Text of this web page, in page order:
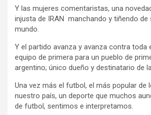
Y las mujeres comentaristas, una
injusta de IRAN manchando y tiñendo de
mundo.
Y el partido avanza y avanza contra toda
equipo de primera para un pueblo de
argentino; único dueño y destinatario de
Una vez más el futbol, el más popular de
nuestro país, un deporte que muchos
de futbol, sentimos e interpretamos.